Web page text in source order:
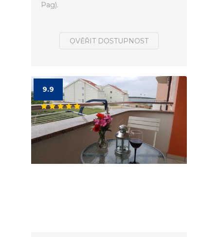
Pag).
OVĚŘIT DOSTUPNOST
9.9